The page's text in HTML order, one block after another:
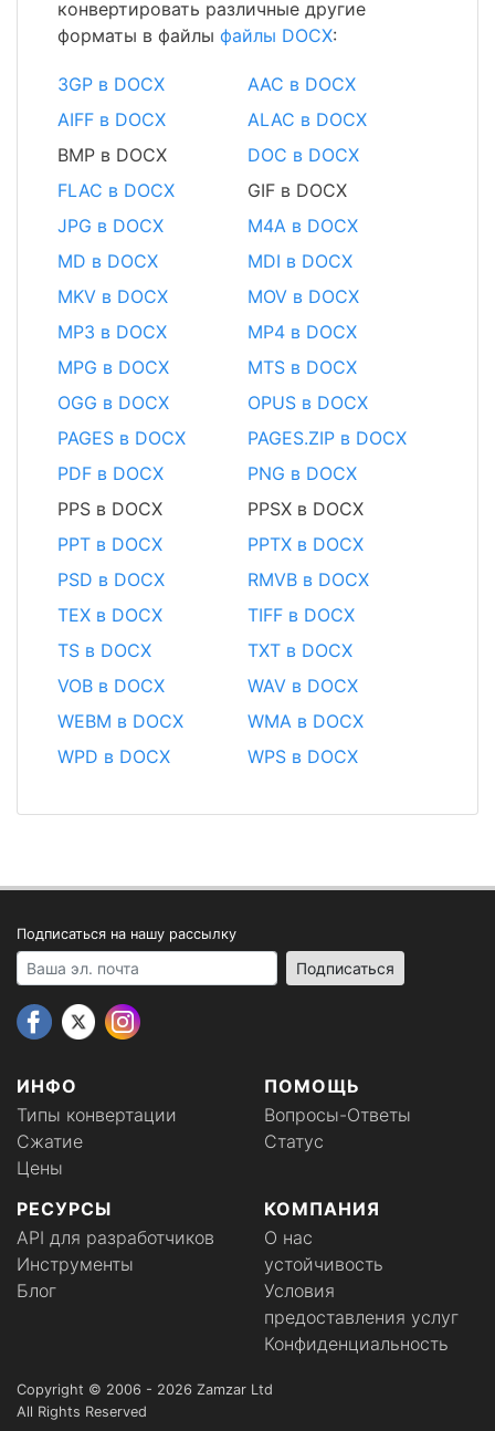
конвертировать различные другие
форматы в файлы файлы DOCX:
3GP в DOCX
AAC в DOCX
AIFF в DOCX
ALAC в DOCX
BMP в DOCX
DOC в DOCX
FLAC в DOCX
GIF в DOCX
JPG в DOCX
M4A в DOCX
MD в DOCX
MDI в DOCX
MKV в DOCX
MOV в DOCX
MP3 в DOCX
MP4 в DOCX
MPG в DOCX
MTS в DOCX
OGG в DOCX
OPUS в DOCX
PAGES в DOCX
PAGES.ZIP в DOCX
PDF в DOCX
PNG в DOCX
PPS в DOCX
PPSX в DOCX
PPT в DOCX
PPTX в DOCX
PSD в DOCX
RMVB в DOCX
TEX в DOCX
TIFF в DOCX
TS в DOCX
TXT в DOCX
VOB в DOCX
WAV в DOCX
WEBM в DOCX
WMA в DOCX
WPD в DOCX
WPS в DOCX
ИНФО
Типы конвертации
Сжатие
Цены
ПОМОЩЬ
Вопросы-Ответы
Статус
РЕСУРСЫ
API для разработчиков
Инструменты
Блог
КОМПАНИЯ
О нас
устойчивость
Условия
предоставления услуг
Конфиденциальность
Подписаться на нашу рассылку
Your email address Подписаться
Copyright © 2006 - 2026 Zamzar Ltd
All Rights Reserved